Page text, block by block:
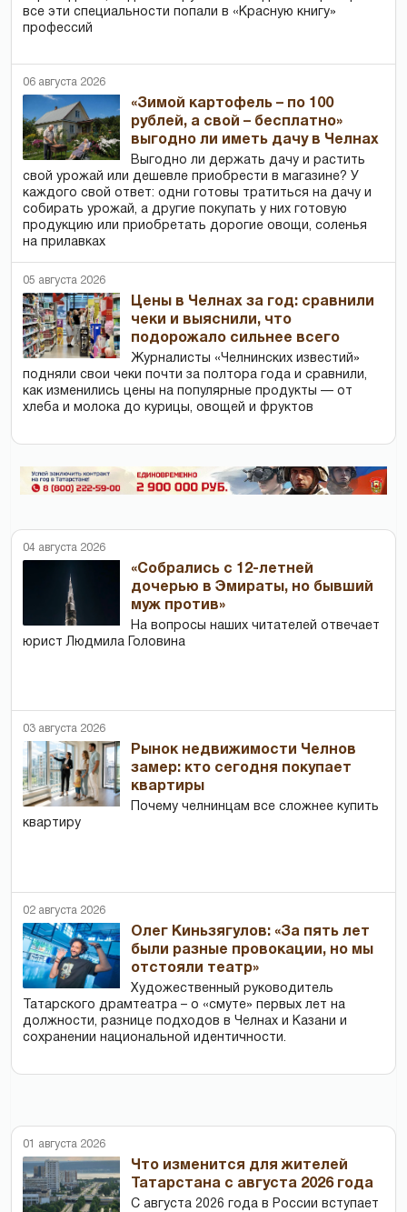
все эти специальности попали в «Красную книгу»
профессий
06 августа 2026
«Зимой картофель – по 100
рублей, а свой – бесплатно»
выгодно ли иметь дачу в Челнах
Выгодно ли держать дачу и растить
свой урожай или дешевле приобрести в магазине? У
каждого свой ответ: одни готовы тратиться на дачу и
собирать урожай, а другие покупать у них готовую
продукцию или приобретать дорогие овощи, соленья
на прилавках
05 августа 2026
Цены в Челнах за год: сравнили
чеки и выяснили, что
подорожало сильнее всего
Журналисты «Челнинских известий»
подняли свои чеки почти за полтора года и сравнили,
как изменились цены на популярные продукты — от
хлеба и молока до курицы, овощей и фруктов
04 августа 2026
«Собрались с 12-летней
дочерью в Эмираты, но бывший
муж против»
На вопросы наших читателей отвечает
юрист Людмила Головина
03 августа 2026
Рынок недвижимости Челнов
замер: кто сегодня покупает
квартиры
Почему челнинцам все сложнее купить
квартиру
02 августа 2026
Олег Киньзягулов: «За пять лет
были разные провокации, но мы
отстояли театр»
Художественный руководитель
Татарского драмтеатра – о «смуте» первых лет на
должности, разнице подходов в Челнах и Казани и
сохранении национальной идентичности.
01 августа 2026
Что изменится для жителей
Татарстана с августа 2026 года
С августа 2026 года в России вступает